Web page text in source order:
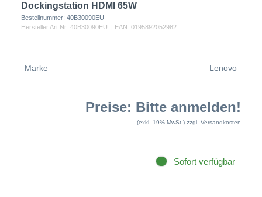
Dockingstation HDMI 65W
Bestellnummer: 40B30090EU
Hersteller Art.Nr: 40B30090EU | EAN: 0195892052982
Marke Lenovo
Preise: Bitte anmelden!
(exkl. 19% MwSt.) zzgl. Versandkosten
Sofort verfügbar